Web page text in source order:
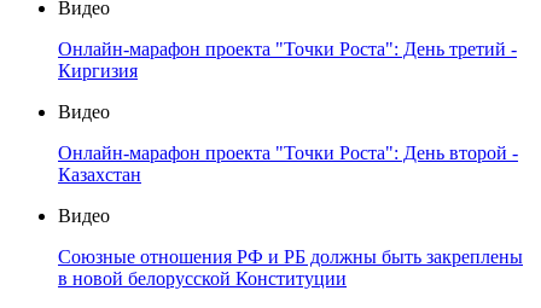
Видео
Онлайн-марафон проекта "Точки Роста": День третий -
Киргизия
Видео
Онлайн-марафон проекта "Точки Роста": День второй -
Казахстан
Видео
Союзные отношения РФ и РБ должны быть закреплены
в новой белорусской Конституции